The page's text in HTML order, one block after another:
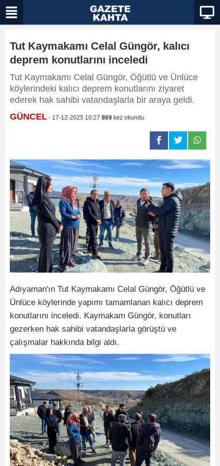
Tut Kaymakamı Celal Güngör, kalıcı
deprem konutlarını inceledi
Tut Kaymakamı Celal Güngör, Öğütlü ve Ünlüce
köylerindeki kalıcı deprem konutlarını ziyaret
ederek hak sahibi vatandaşlarla bir araya geldi.
GÜNCEL - 17-12-2025 10:27 869 kez okundu.
Adıyaman'ın Tut Kaymakamı Celal Güngör, Öğütlü ve
Ünlüce köylerinde yapımı tamamlanan kalıcı deprem
konutlarını inceledi. Kaymakam Güngör, konutları
gezerken hak sahibi vatandaşlarla görüştü ve
çalışmalar hakkında bilgi aldı.